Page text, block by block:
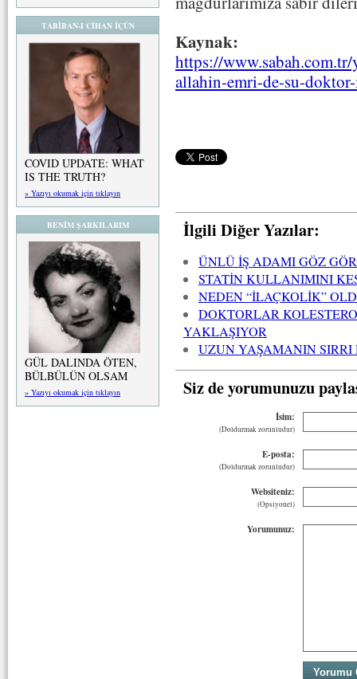
TABİBAN-I CİHAN İÇÜN
COVID UPDATE: WHAT
IS THE TRUTH?
» Yazıyı okumak için tıklayın
BENİM ŞARKILARIM
GÜL DALINDA ÖTEN,
BÜLBÜLÜN OLSAM
» Yazıyı okumak için tıklayın
Kaynak:
https://
allahin-emri-de-su-
İlgili Diğer Yazılar:
ÜNLÜ İŞ ADAMI GÖZ
STATİN KULLANIMINI
NEDEN “İLAÇKOLİK”
DOKTORLAR
YAKLAŞIYOR
UZUN YAŞAMANIN
Siz de yorumunuzu
İsim:
(Doldurmak zorunludur)
E-posta:
(Doldurmak zorunludur)
Websiteniz:
(Opsiyonel)
Yorumunuz: